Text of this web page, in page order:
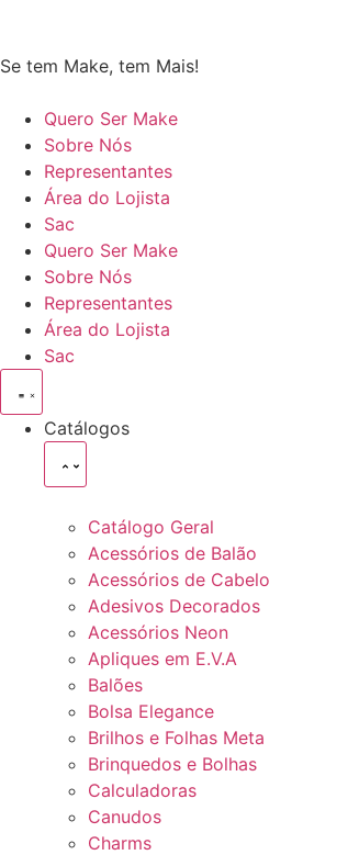
Se tem Make, tem Mais!
Quero Ser Make
Sobre Nós
Representantes
Área do Lojista
Sac
Quero Ser Make
Sobre Nós
Representantes
Área do Lojista
Sac
Catálogos
Catálogo Geral
Acessórios de Balão
Acessórios de Cabelo
Adesivos Decorados
Acessórios Neon
Apliques em E.V.A
Balões
Bolsa Elegance
Brilhos e Folhas Meta
Brinquedos e Bolhas
Calculadoras
Canudos
Charms